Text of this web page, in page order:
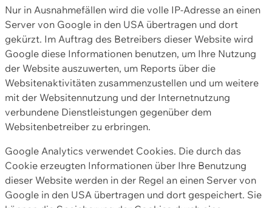
Nur in Ausnahmefällen wird die volle IP-Adresse an einen
Server von Google in den USA übertragen und dort
gekürzt. Im Auftrag des Betreibers dieser Website wird
Google diese Informationen benutzen, um Ihre Nutzung
der Website auszuwerten, um Reports über die
Websitenaktivitäten zusammenzustellen und um weitere
mit der Websitennutzung und der Internetnutzung
verbundene Dienstleistungen gegenüber dem
Websitenbetreiber zu erbringen.
Google Analytics verwendet Cookies. Die durch das
Cookie erzeugten Informationen über Ihre Benutzung
dieser Website werden in der Regel an einen Server von
Google in den USA übertragen und dort gespeichert. Sie